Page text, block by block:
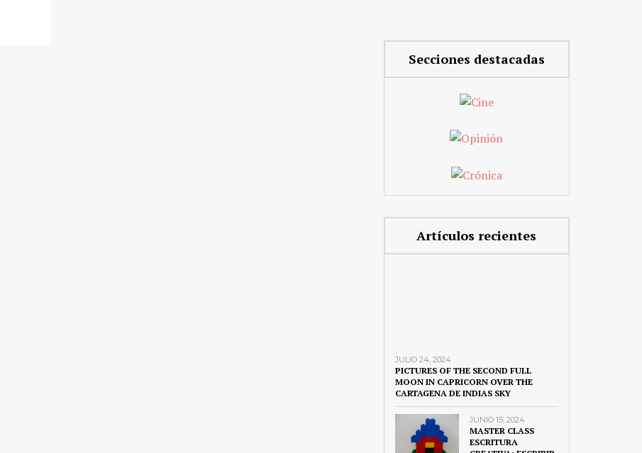
Secciones destacadas
Artículos recientes
JULIO 24, 2024
PICTURES OF THE SECOND FULL
MOON IN CAPRICORN OVER THE
CARTAGENA DE INDIAS SKY
JUNIO 15, 2024
MASTER CLASS
ESCRITURA